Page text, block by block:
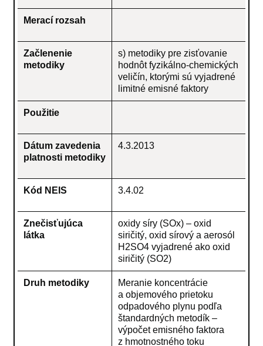
Merací rozsah
Začlenenie
metodiky
s) metodiky pre zisťovanie
hodnôt fyzikálno-chemických
veličín, ktorými sú vyjadrené
limitné emisné faktory
Použitie
Dátum zavedenia
platnosti metodiky
4.3.2013
Kód NEIS 3.4.02
Znečisťujúca
látka
oxidy síry (SOx) – oxid
siričitý, oxid sírový a aerosól
H2SO4 vyjadrené ako oxid
siričitý (SO2)
Druh metodiky
Meranie koncentrácie
a objemového prietoku
odpadového plynu podľa
štandardných metodík –
výpočet emisného faktora
z hmotnostného toku